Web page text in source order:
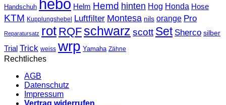
Handschuh hebo Helm Hemd hinten Hog Honda Hose
KTM Kupplungshebel Luftfilter Montesa nils orange Pro
Reparatursatz rot RQF schwarz scott Set Sherco silber
Trial Trick weiss wrp Yamaha Zähne
Rechtliches
AGB
Datenschutz
Impressum